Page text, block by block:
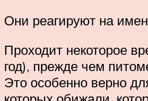
Они реагируют на
Проходит некоторое
год), прежде чем
Это особенно верно